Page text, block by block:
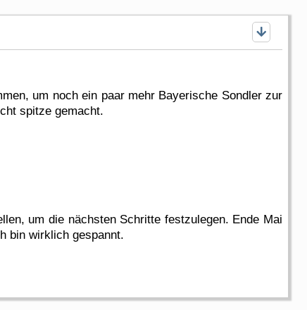
um noch ein paar mehr Bayerische Sondler zur
spitze gemacht.
um die nächsten Schritte festzulegen. Ende Mai
bin wirklich gespannt.